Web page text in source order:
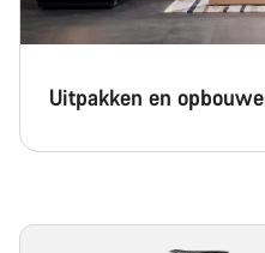
Uitpakken en